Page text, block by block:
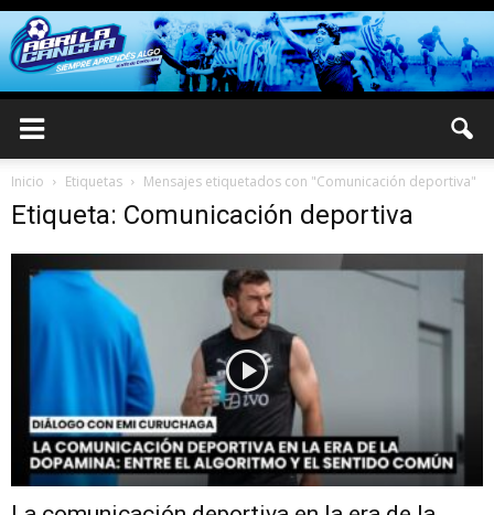
Inicio Etiquetas Mensajes etiquetados con "Comunicación deportiva"
Etiqueta: Comunicación deportiva